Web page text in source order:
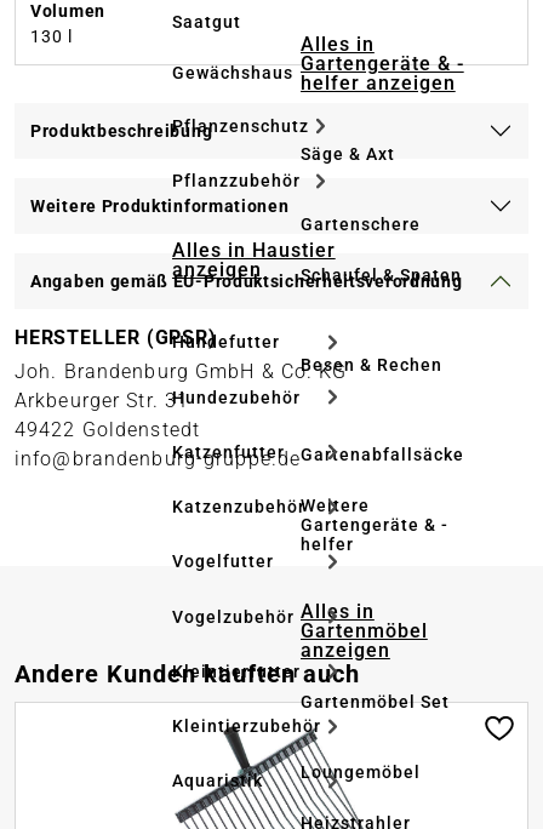
Saatgut
Gewächshaus
Pflanzenschutz
Pflanzzubehör
Alles in Haustier
anzeigen
Hundefutter
Hundezubehör
Katzenfutter
Katzenzubehör
Vogelfutter
Vogelzubehör
Kleintierfutter
Kleintierzubehör
Aquaristik
Alles in
Gartengeräte & -
helfer anzeigen
Säge & Axt
Gartenschere
Schaufel & Spaten
Besen & Rechen
Gartenabfallsäcke
Weitere
Gartengeräte & -
helfer
Alles in
Gartenmöbel
anzeigen
Gartenmöbel Set
Loungemöbel
Heizstrahler
Volumen
130 l
Produktbeschreibung
Weitere Produktinformationen
Angaben gemäß EU-Produktsicherheitsverordnung
HERSTELLER (GPSR)
Joh. Brandenburg GmbH & Co. KG
Arkbeurger Str. 31
49422 Goldenstedt
info@brandenburg-gruppe.de
Produktgalerie überspringen
Andere Kunden kauften auch